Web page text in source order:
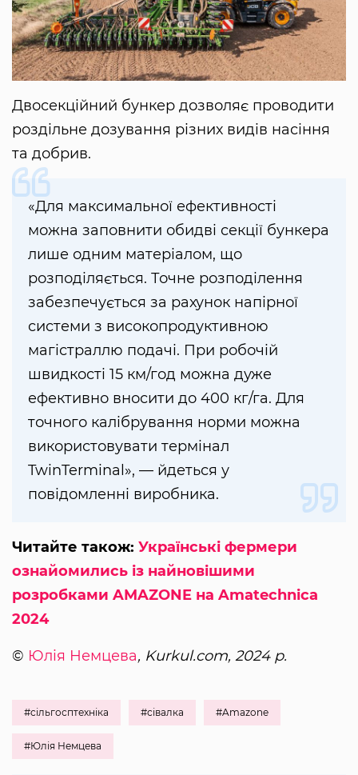
Двосекційний бункер дозволяє проводити
роздільне дозування різних видів насіння
та добрив.
«Для максимальної ефективності
можна заповнити обидві секції бункера
лише одним матеріалом, що
розподіляється. Точне розподілення
забезпечується за рахунок напірної
системи з високопродуктивною
магістраллю подачі. При робочій
швидкості 15 км/год можна дуже
ефективно вносити до 400 кг/га. Для
точного калібрування норми можна
використовувати термінал
TwinTerminal», — йдеться у
повідомленні виробника.
Читайте також: Українські фермери
ознайомились із найновішими
розробками AMAZONE на Amatechnica
2024
© Юлія Немцева, Kurkul.com, 2024 р.
#сільгосптехніка #сівалка #Amazone
#Юлія Немцева